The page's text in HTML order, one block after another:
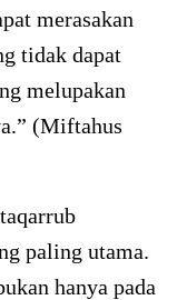
merasakan
tidak dapat
melupakan
(Miftahus
paling utama.
hanya pada